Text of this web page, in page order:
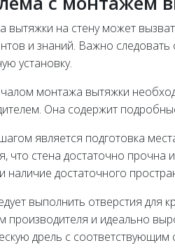
вытяжки на стену может
и знаний. Важно
установку.
монтажа вытяжки
Она содержит
является подготовка
что стена достаточно
наличие достаточного
выполнить отверстия
производителя и идеально
дрель с соответствующим